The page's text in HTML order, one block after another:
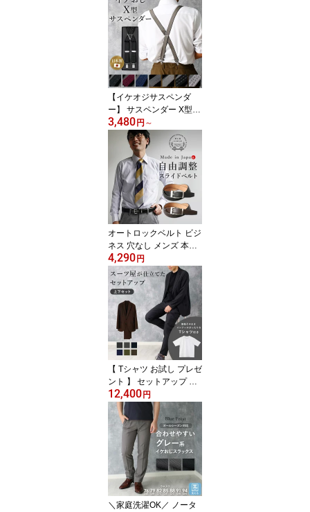
彼氏 友達 誕生日 ドット
ストライプ ネイビー 青
ビジネス 仕事 冠婚葬祭
フォーマル 結婚式 かっ
こいい 二次会 就職 お祝
い 50代 60代 上質 高級感
面接 敬老の日 [M便 1/5]
【イケオジサスペンダ
ー】 サスペンダー X型
パンツ メンズ 幅 25mm
紳士 上品 大きいサイズ
ビジネス ベルト 高身長
サイズ調節可能 ズレ防止
フォーマル 結婚式 パー
ティー タキシード 黒 紺
ブラック ネイビー ワイ
ン ベージュ メール便の
み送料無料 父の日 [M便
1/1]
3,480 円 ～
オートロックベルト ビジ
ネス 穴なし メンズ 本革
牛革 無段階ベルト 自由
調整 日本製 100cm ベル
ト スライド ワンタッチ
高品質 いんのしま レザ
ーベルト ギフト プレゼ
ント 男性 おしゃれ 大人
紳士 スーツ 穴なし ブラ
ック 入学式 入学 父の日
実用的
4,290 円
【 Tシャツ お試し プレゼ
ント 】 セットアップ 洗
える ストレッチ スーツ
上下セット ジャケット
＆ パンツ ビジネス オフ
ィス カジュアル 伸びる
ウォッシャブル 転職 春
夏 秋 冬 オールシーズン
送料無料 洗濯機OK ノー
タック スラックス ギフ
ト 黒 灰 紺 青 茶 緑
12,400 円
＼家庭洗濯OK／ ノータ